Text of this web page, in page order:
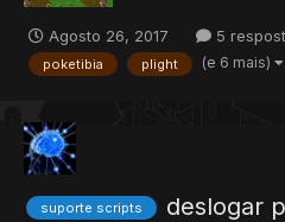
Agosto 26, 2017 5
poketibia plight (e 6 mais)
suporte scripts deslogar